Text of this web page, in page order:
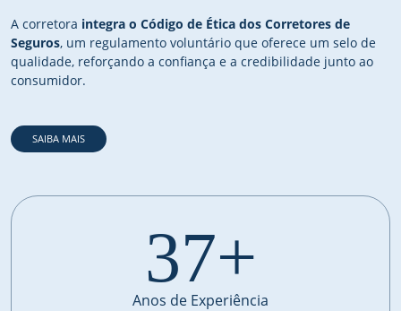
37+
Anos de Experiência
A corretora integra o Código de Ética dos Corretores de
Seguros, um regulamento voluntário que oferece um selo de
qualidade, reforçando a confiança e a credibilidade junto ao
consumidor.
SAIBA MAIS